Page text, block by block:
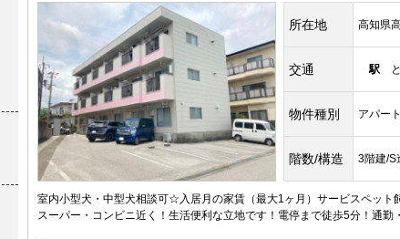
所在地 高知県
交通 駅
物件種別 アパート
階数/構造 3階建/S
室内小型犬・中型犬相談可☆入居月の家賃（最大1ヶ月）サービスペッ
スーパー・コンビニ近く！生活便利な立地です！電停まで徒歩5分！通